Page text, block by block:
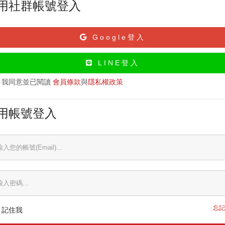
社群帳號登入
Google登入
LINE登入
我同意並已閱讀 會員條款與隱私權政策
帳號登入
記住我 忘